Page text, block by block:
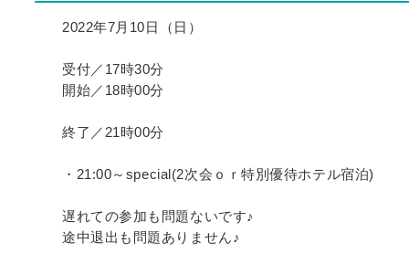
2022年7月10日（日）
受付／17時30分
開始／18時00分
終了／21時00分
・21:00～special(2次会ｏｒ特別優待ホテル宿泊)
遅れての参加も問題ないです♪
途中退出も問題ありません♪